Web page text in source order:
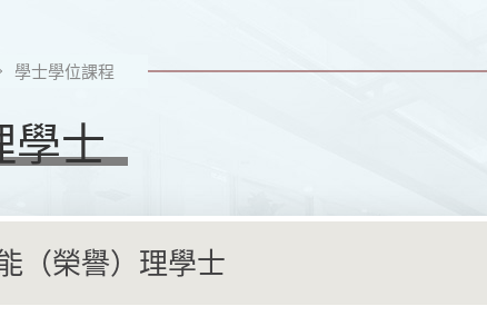
學士學位課程
學士
（榮譽）理學士